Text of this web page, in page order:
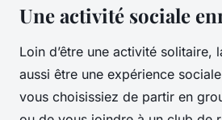
Une activité sociale
Loin d’être une activité solitaire,
aussi être une expérience
vous choisissiez de partir en